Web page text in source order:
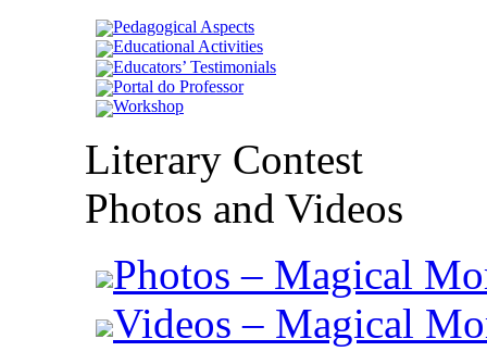
Pedagogical Aspects
Educational Activities
Educators’ Testimonials
Portal do Professor
Workshop
Literary Contest
Photos and Videos
Photos – Magical
Videos – Magical